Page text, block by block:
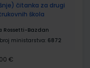
čitanka za drugi
škola
Rossetti-Bazdan
ministarstva: 6872
€